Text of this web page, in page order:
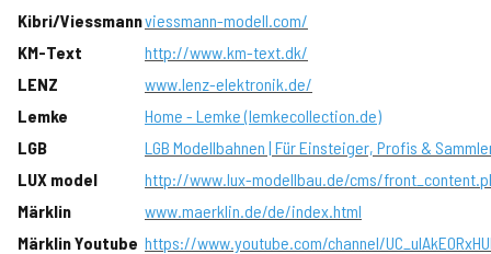
Kibri/Viessmannviessmann-modell.com/
KM-Text
http://www.km-text.dk/
LENZ
www.lenz-elektronik.de/
Lemke
Home - Lemke (lemkecollection.de)
LGB
LGB Modellbahnen | Für Einsteiger, Profis &
LUX model
http://www.lux-modellbau.de/cms/
Märklin
www.maerklin.de/de/index.html
Märklin Youtube https://www.youtube.com/channel/